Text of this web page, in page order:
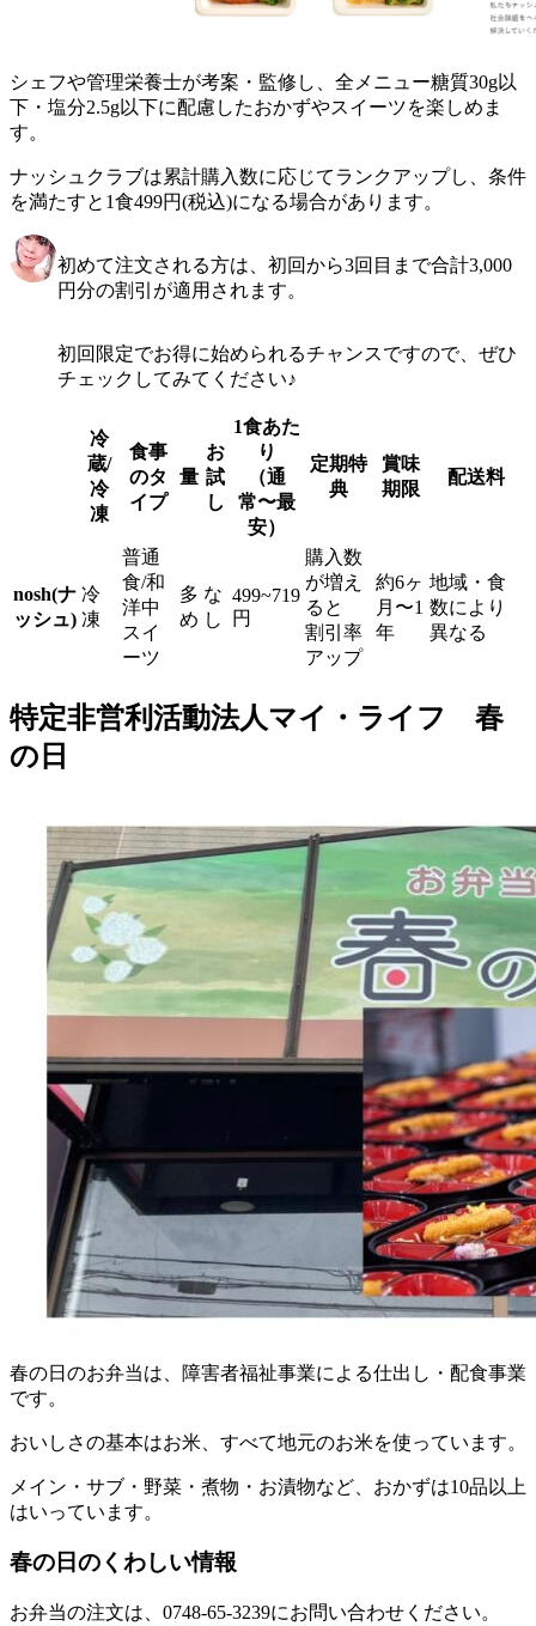
シェフや管理栄養士が考案・監修し、全メニュー糖質30g以
下・塩分2.5g以下に配慮したおかずやスイーツを楽しめま
す。
ナッシュクラブは累計購入数に応じてランクアップし、条件
を満たすと1食499円(税込)になる場合があります。
初めて注文される方は、初回から3回目まで合計3,000
円分の割引が適用されます。
初回限定でお得に始められるチャンスですので、ぜひ
チェックしてみてください♪
冷
蔵/
冷
凍
食事
のタ
イプ
量
お
試
し
1食あた
り
（通
常〜最
安）
定期特
典
賞味
期限
配送料
nosh(ナ
ッシュ)
冷
凍
普通
食/和
洋中
スイ
ーツ
多
め
な
し
499~719
円
購入数
が増え
ると
割引率
アップ
約6ヶ
月〜1
年
地域・食
数により
異なる
特定非営利活動法人マイ・ライフ 春
の日
春の日のお弁当は、障害者福祉事業による仕出し・配食事業
です。
おいしさの基本はお米、すべて地元のお米を使っています。
メイン・サブ・野菜・煮物・お漬物など、おかずは10品以上
はいっています。
春の日のくわしい情報
お弁当の注文は、0748-65-3239にお問い合わせください。